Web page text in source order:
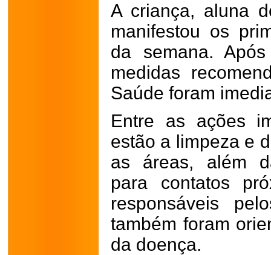
A criança, aluna
manifestou os
da semana.
medidas
Saúde foram
Entre as ações
estão a limpeza e
as áreas, além
para contatos
responsáveis
também foram
da doença.